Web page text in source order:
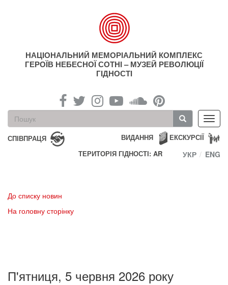
НАЦІОНАЛЬНИЙ МЕМОРІАЛЬНИЙ КОМПЛЕКС
ГЕРОЇВ НЕБЕСНОЇ СОТНІ – МУЗЕЙ РЕВОЛЮЦІЇ
ГІДНОСТІ
Пошукова
форма
Пошук
СПІВПРАЦЯ ЕКСКУРСІЇ
ВИДАННЯ
ТЕРИТОРІЯ ГІДНОСТІ: AR
УКР ENG
До списку новин
На головну сторінку
П'ятниця, 5 червня 2026 року